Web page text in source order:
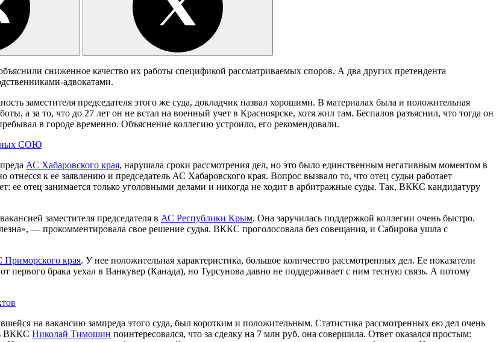
сниженное качество их работы спецификой рассматриваемых споров. А два других претендента
адвокатами.
заместителя председателя этого же суда, докладчик назвал хорошими. В материалах была и положительная
а за то, что до 27 лет он не встал на военный учет в Красноярске, хотя жил там. Беспалов разъяснил, что тогда он
в городе временно. Объяснение коллегию устроило, его рекомендовали.
СОЮ
АС Хабаровского края, нарушала сроки рассмотрения дел, но это было единственным негативным моментом в
к ее заявлению и председатель АС Хабаровского края. Вопрос вызвало то, что отец судьи работает
ее отец занимается только уголовными делами и никогда не ходит в арбитражные суды. Так, ВККС кандидатуру
заместителя председателя в АС Республики Крым. Она заручилась поддержкой коллегии очень быстро.
— прокомментировала свое решение судья. ВККС проголосовала без совещания, и Сабирова ушла с
Приморского края. У нее положительная характеристика, большое количество рассмотренных дел. Ее показатели
брака уехал в Ванкувер (Канада), но Турсунова давно не поддерживает с ним тесную связь. А потому
на вакансию зампреда этого суда, был коротким и положительным. Статистика рассмотренных ею дел очень
ВККС Николай Тимошин поинтересовался, что за сделку на 7 млн руб. она совершила. Ответ оказался простым: